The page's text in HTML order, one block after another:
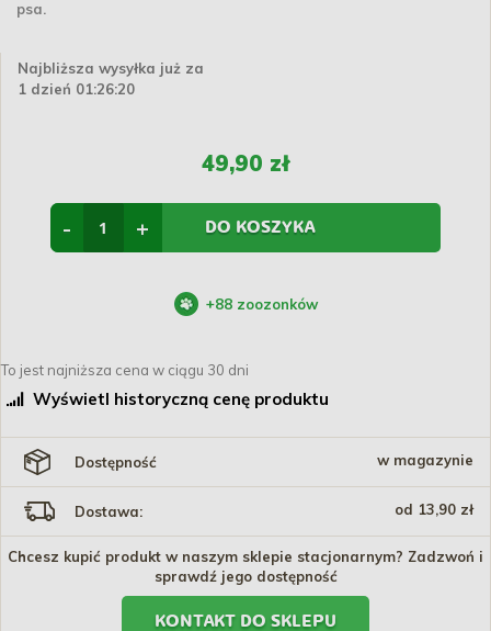
psa.
Najbliższa wysyłka już za
1 dzień 01:26:20
49,90 zł
+
- DO KOSZYKA
+88 zoozonków
To jest najniższa cena w ciągu 30 dni
Wyświetl historyczną cenę produktu
Dostępność w magazynie
Dostawa: od 13,90 zł
Chcesz kupić produkt w naszym sklepie stacjonarnym? Zadzwoń i
sprawdź jego dostępność
KONTAKT DO SKLEPU